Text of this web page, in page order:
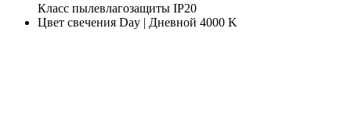
Класс пылевлагозащиты IP20
Цвет свечения Day | Дневной 4000 K